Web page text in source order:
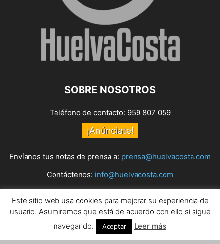
SOBRE NOSOTROS
Teléfono de contacto: 959 807 059
¡Anúnciate!
Envíanos tus notas de prensa a: prensa@huelvacosta.com
Contáctenos: info@huelvacosta.com
SÍGUENOS
Este sitio web usa cookies para mejorar su experiencia de
usuario. Asumiremos que está de acuerdo con ello si sigue
navegando.
Aceptar Leer más